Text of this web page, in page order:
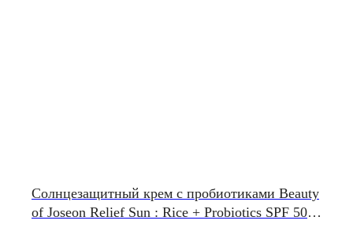
Солнцезащитный крем с пробиотиками Beauty
of Joseon Relief Sun : Rice + Probiotics SPF 50+